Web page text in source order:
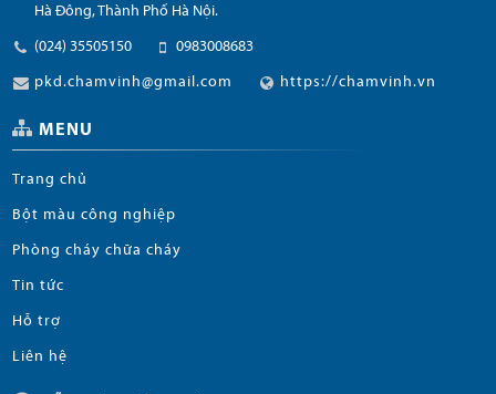
Hà Đông, Thành Phố Hà Nội.
(024) 35505150 0983008683
pkd.chamvinh@gmail.com https://chamvinh.vn
MENU
Trang chủ
Bột màu công nghiệp
Phòng cháy chữa cháy
Tin tức
Hỗ trợ
Liên hệ